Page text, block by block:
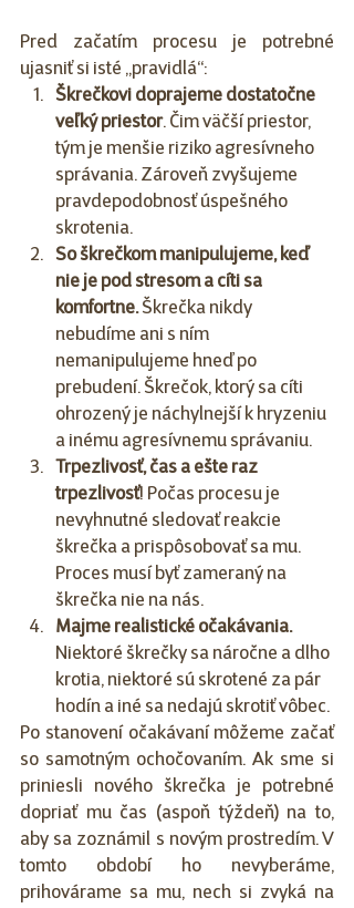
Pred začatím procesu je potrebné
ujasniť si isté „pravidlá“:
Škrečkovi doprajeme dostatočne
veľký priestor. Čim väčší priestor,
tým je menšie riziko agresívneho
správania. Zároveň zvyšujeme
pravdepodobnosť úspešného
skrotenia.
So škrečkom manipulujeme, keď
nie je pod stresom a cíti sa
komfortne. Škrečka nikdy
nebudíme ani s ním
nemanipulujeme hneď po
prebudení. Škrečok, ktorý sa cíti
ohrozený je náchylnejší k hryzeniu
a inému agresívnemu správaniu.
Trpezlivosť, čas a ešte raz
trpezlivosť! Počas procesu je
nevyhnutné sledovať reakcie
škrečka a prispôsobovať sa mu.
Proces musí byť zameraný na
škrečka nie na nás.
Majme realistické očakávania.
Niektoré škrečky sa náročne a dlho
krotia, niektoré sú skrotené za pár
hodín a iné sa nedajú skrotiť vôbec.
Po stanovení očakávaní môžeme začať
so samotným ochočovaním. Ak sme si
priniesli nového škrečka je potrebné
dopriať mu čas (aspoň týždeň) na to,
aby sa zoznámil s novým prostredím. V
tomto období ho nevyberáme,
prihovárame sa mu, nech si zvyká na